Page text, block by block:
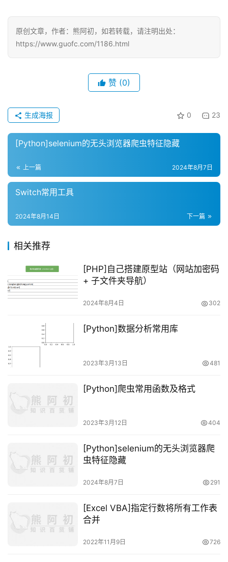
原创文章，作者：熊阿初，如若转载，请注明出处：
https://www.guofc.com/1186.html
赞 (0)
0 23
生成海报
[Python]selenium的无头浏览器爬虫特征隐藏
上一篇 2024年8月7日
Switch常用工具
下一篇
2024年8月14日
相关推荐
[PHP]自己搭建原型站（网站加密码
+ 子文件夹导航）
2024年8月4日 302
[Python]数据分析常用库
2023年3月13日 481
[Python]爬虫常用函数及格式
2023年3月12日 404
[Python]selenium的无头浏览器爬
虫特征隐藏
2024年8月7日 291
[Excel VBA]指定行数将所有工作表
合并
2022年11月9日 726